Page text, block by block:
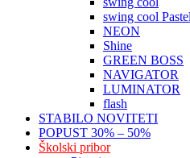
swing cool Pastel
NEON
Shine
GREEN BOSS
NAVIGATOR
LUMINATOR
flash
STABILO NOVITETI
POPUST 30% – 50%
Školski pribor